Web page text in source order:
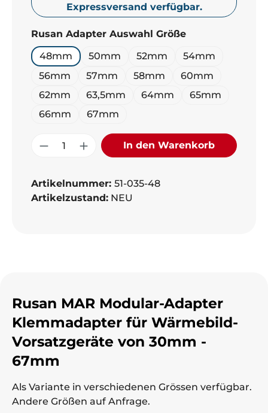
Expressversand verfügbar.
Rusan Adapter Auswahl Größeauswählen
48mm
50mm 52mm
54mm
56mm
57mm 58mm
60mm
62mm
63,5mm 64mm
65mm
66mm
67mm
Produkt Anzahl: Gib den
In den Warenkorb
Artikelnummer: 51-035-48
Artikelzustand: NEU
Rusan MAR Modular-Adapter
Klemmadapter für Wärmebild-
Vorsatzgeräte von 30mm -
67mm
Als Variante in verschiedenen Grössen verfügbar.
Andere Größen auf Anfrage.